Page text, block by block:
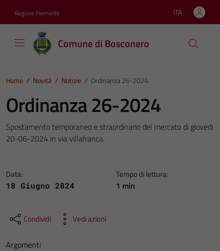
Regione Piemonte Lingua attiva:
ITA
Comune di Bosconero
Home / Novità / Notizie / Ordinanza 26-2024
Ordinanza 26-2024
Spostamento temporaneo e straordinario del mercato di giovedi
20-06-2024 in via villafranca.
Data:
18 Giugno 2024
Tempo di lettura:
1 min
Condividi Vedi azioni
Argomenti